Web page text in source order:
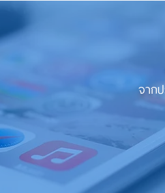
จาก